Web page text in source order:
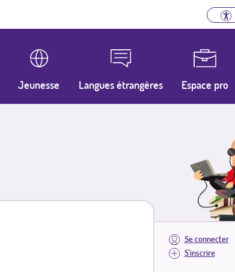
Jeunesse Langues étrangères Espace pro
Se connecter
S'inscrire